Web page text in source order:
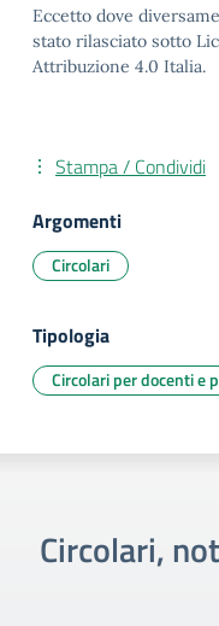
Eccetto dove
stato rilasciato sotto
Attribuzione 4.0 Italia.
Stampa / Condividi
Argomenti
Circolari
Tipologia
Circolari per docenti e
Circolari,